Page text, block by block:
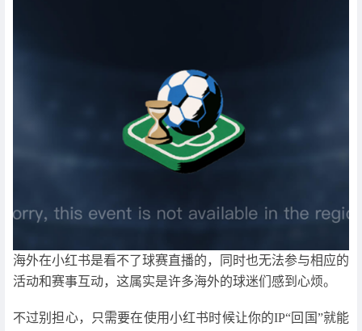
海外在小红书是看不了球赛直播的，同时也无法参与相应的
活动和赛事互动，这属实是许多海外的球迷们感到心烦。
不过别担心，只需要在使用小红书时候让你的IP“回国”就能